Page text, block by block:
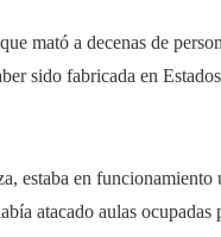
mató a decenas de
sido fabricada en
estaba en funcionamiento
atacado aulas